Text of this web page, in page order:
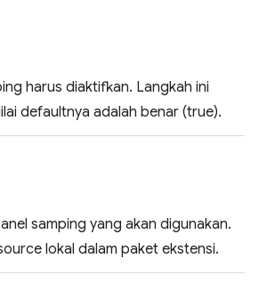
harus diaktifkan. Langkah ini
defaultnya adalah benar (true).
samping yang akan digunakan.
lokal dalam paket ekstensi.